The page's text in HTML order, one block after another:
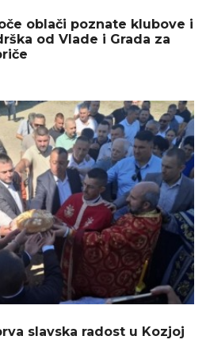
oblači poznate klubove i
od Vlade i Grada za
slavska radost u Kozjoj